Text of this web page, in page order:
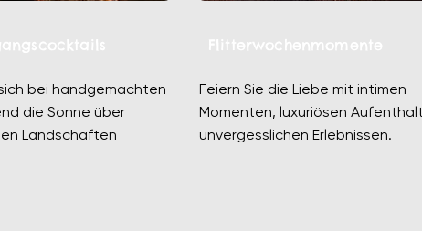
bei handgemachten
die Sonne über
Landschaften
Feiern Sie die Liebe mit intimen
Momenten, luxuriösen
unvergesslichen Erlebnissen.